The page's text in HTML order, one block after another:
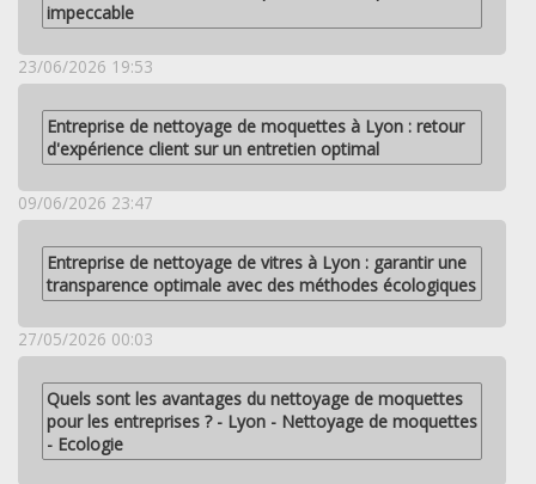
impeccable
23/06/2026 19:53
Entreprise de nettoyage de moquettes à Lyon : retour
d'expérience client sur un entretien optimal
09/06/2026 23:47
Entreprise de nettoyage de vitres à Lyon : garantir une
transparence optimale avec des méthodes écologiques
27/05/2026 00:03
Quels sont les avantages du nettoyage de moquettes
pour les entreprises ? - Lyon - Nettoyage de moquettes
- Ecologie